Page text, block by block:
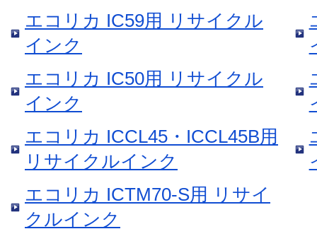
エコリカ IC59用 リサイクル
インク
エコリカ IC50用 リサイクル
インク
エコリカ ICCL45・ICCL45B用
リサイクルインク
エコリカ ICTM70-S用 リサイ
クルインク